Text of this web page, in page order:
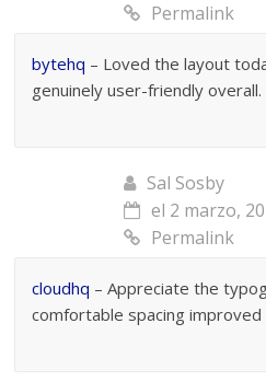
Permalink
bytehq – Loved the layout
genuinely user-friendly overall.
Sal Sosby
el 2 marzo,
Permalink
cloudhq – Appreciate the
comfortable spacing